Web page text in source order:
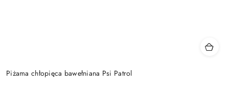
Piżama chłopięca bawełniana Psi Patrol